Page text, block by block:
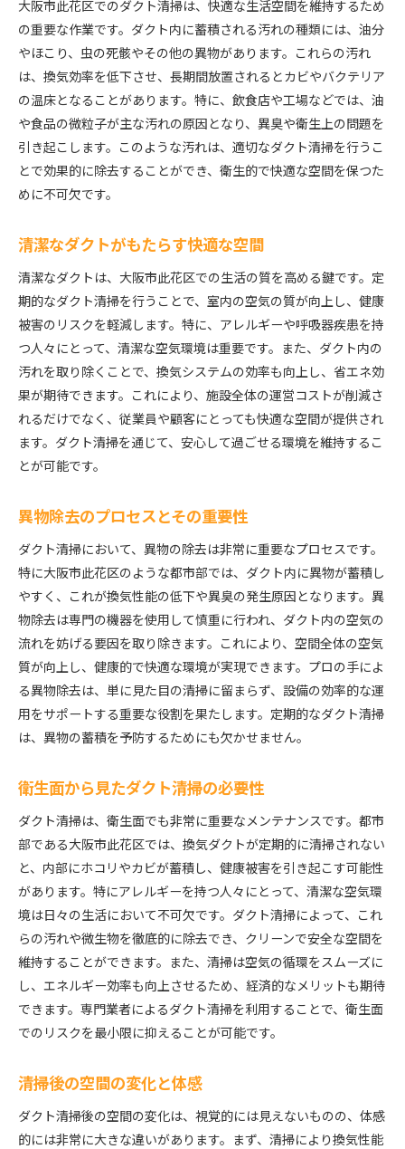
大阪市此花区でのダクト清掃は、快適な生活空間を維持するため
の重要な作業です。ダクト内に蓄積される汚れの種類には、油分
やほこり、虫の死骸やその他の異物があります。これらの汚れ
は、換気効率を低下させ、長期間放置されるとカビやバクテリア
の温床となることがあります。特に、飲食店や工場などでは、油
や食品の微粒子が主な汚れの原因となり、異臭や衛生上の問題を
引き起こします。このような汚れは、適切なダクト清掃を行うこ
とで効果的に除去することができ、衛生的で快適な空間を保つた
めに不可欠です。
清潔なダクトがもたらす快適な空間
清潔なダクトは、大阪市此花区での生活の質を高める鍵です。定
期的なダクト清掃を行うことで、室内の空気の質が向上し、健康
被害のリスクを軽減します。特に、アレルギーや呼吸器疾患を持
つ人々にとって、清潔な空気環境は重要です。また、ダクト内の
汚れを取り除くことで、換気システムの効率も向上し、省エネ効
果が期待できます。これにより、施設全体の運営コストが削減さ
れるだけでなく、従業員や顧客にとっても快適な空間が提供され
ます。ダクト清掃を通じて、安心して過ごせる環境を維持するこ
とが可能です。
異物除去のプロセスとその重要性
ダクト清掃において、異物の除去は非常に重要なプロセスです。
特に大阪市此花区のような都市部では、ダクト内に異物が蓄積し
やすく、これが換気性能の低下や異臭の発生原因となります。異
物除去は専門の機器を使用して慎重に行われ、ダクト内の空気の
流れを妨げる要因を取り除きます。これにより、空間全体の空気
質が向上し、健康的で快適な環境が実現できます。プロの手によ
る異物除去は、単に見た目の清掃に留まらず、設備の効率的な運
用をサポートする重要な役割を果たします。定期的なダクト清掃
は、異物の蓄積を予防するためにも欠かせません。
衛生面から見たダクト清掃の必要性
ダクト清掃は、衛生面でも非常に重要なメンテナンスです。都市
部である大阪市此花区では、換気ダクトが定期的に清掃されない
と、内部にホコリやカビが蓄積し、健康被害を引き起こす可能性
があります。特にアレルギーを持つ人々にとって、清潔な空気環
境は日々の生活において不可欠です。ダクト清掃によって、これ
らの汚れや微生物を徹底的に除去でき、クリーンで安全な空間を
維持することができます。また、清掃は空気の循環をスムーズに
し、エネルギー効率も向上させるため、経済的なメリットも期待
できます。専門業者によるダクト清掃を利用することで、衛生面
でのリスクを最小限に抑えることが可能です。
清掃後の空間の変化と体感
ダクト清掃後の空間の変化は、視覚的には見えないものの、体感
的には非常に大きな違いがあります。まず、清掃により換気性能